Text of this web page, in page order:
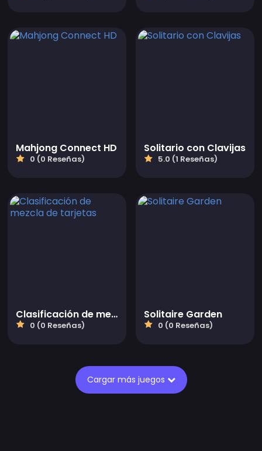
Mahjong Connect HD
0 (0 Reseñas)
Solitario con Clavijas
5.0 (1 Reseñas)
Clasificación de mezcla de tarjetas
0 (0 Reseñas)
Solitaire Garden
0 (0 Reseñas)
Cargar más juegos